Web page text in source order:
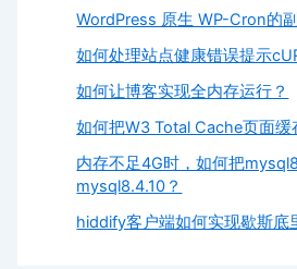
WordPress 原生 WP-Cron的
如何处理站点健康错误提示
如何让博客实现全内存运行？
如何把W3 Total Cache页面缓
内存不足4G时，如何把
mysql8.4.10？
hiddify客户端如何实现歇斯底